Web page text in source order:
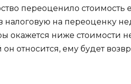
переоценило стоимость
налоговую на переоценку
окажется ниже стоимости
он относится, ему будет